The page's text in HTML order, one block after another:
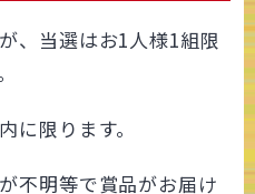
、当選はお1人様1組限
限ります。
不明等で賞品がお届け